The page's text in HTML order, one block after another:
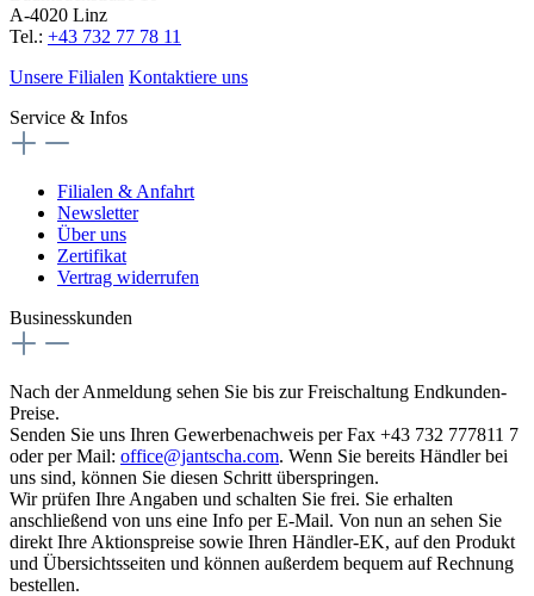
A-4020 Linz
Tel.: +43 732 77 78 11
Unsere Filialen Kontaktiere uns
Service & Infos
Filialen & Anfahrt
Newsletter
Über uns
Zertifikat
Vertrag widerrufen
Businesskunden
Nach der Anmeldung sehen Sie bis zur Freischaltung Endkunden-
Preise.
Senden Sie uns Ihren Gewerbenachweis per Fax +43 732 777811 7
oder per Mail: office@jantscha.com. Wenn Sie bereits Händler bei
uns sind, können Sie diesen Schritt überspringen.
Wir prüfen Ihre Angaben und schalten Sie frei. Sie erhalten
anschließend von uns eine Info per E-Mail. Von nun an sehen Sie
direkt Ihre Aktionspreise sowie Ihren Händler-EK, auf den Produkt
und Übersichtsseiten und können außerdem bequem auf Rechnung
bestellen.